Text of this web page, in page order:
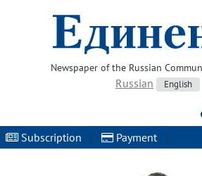
Newspaper of the Russian
Russian English
Subscription | Payment |